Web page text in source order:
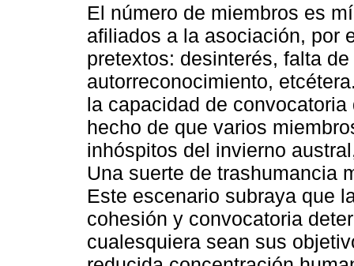
El número de miembros es
afiliados a la asociación, por
pretextos: desinterés, falta
autorreconocimiento,
la capacidad de
hecho de que varios
inhóspitos del invierno
Una suerte de trashumancia
Este escenario subraya que
cohesión y convocatoria
cualesquiera sean sus